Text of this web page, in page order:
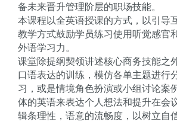
备未来晋升管理阶层的职场技能。
本课程以全英语授课的方式，以引导
教学方式鼓励学员练习使用听觉感官
外语学习力。
课堂除提纲契领讲述核心商务技能之
口语表达的训练，模仿各单主题进行
习，或是情境角色扮演或小组讨论案
体的英语来表达个人想法和提升在会
辑条理性，语意的流畅度，以树立自